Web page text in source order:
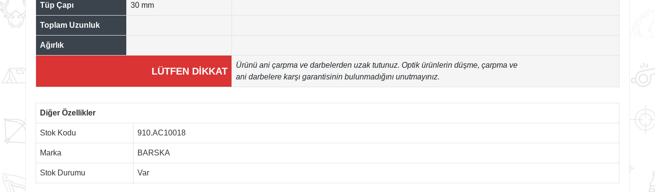
Tüp Çapı 30 mm
Toplam Uzunluk
Ağırlık
LÜTFEN DİKKAT
Ürünü ani çarpma ve darbelerden uzak tutunuz. Optik ürünlerin düşme, çarpma ve
ani darbelere karşı garantisinin bulunmadığını unutmayınız.
Diğer Özellikler
Stok Kodu 910.AC10018
Marka BARSKA
Stok Durumu Var